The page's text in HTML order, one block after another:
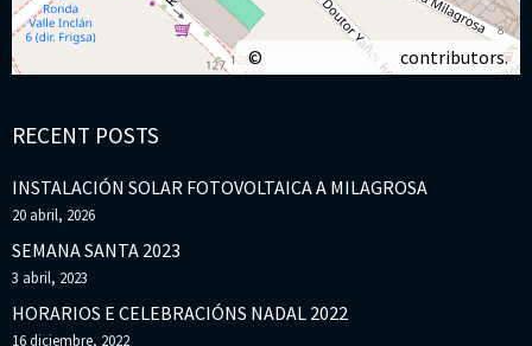
© OpenStreetMap contributors.
RECENT POSTS
INSTALACIÓN SOLAR FOTOVOLTAICA A MILAGROSA
20 abril, 2026
SEMANA SANTA 2023
3 abril, 2023
HORARIOS E CELEBRACIÓNS NADAL 2022
16 diciembre, 2022